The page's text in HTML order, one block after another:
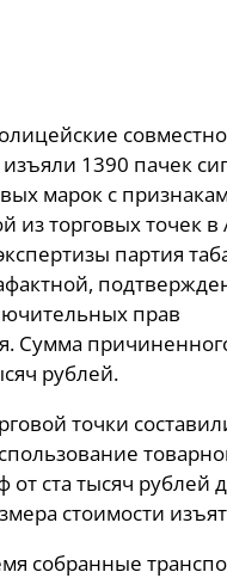
1390 пачек
марок с
из торговых точек в
партия
прав
Сумма
рублей.
точки
от ста тысяч рублей
стоимости
собранные